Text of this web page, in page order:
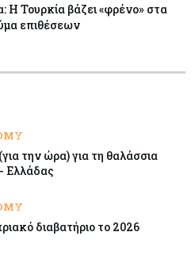
Τουρκία βάζει «φρένο» στα
επιθέσεων
09-08-2026
Αλλάζει τα δεδομένα στην
επικίνδυνη «τελειότητα»
09-08-2026
το άνοιγμα των
την ώρα) για τη θαλάσσια
Ελλάδας
διαβατήριο το 2026